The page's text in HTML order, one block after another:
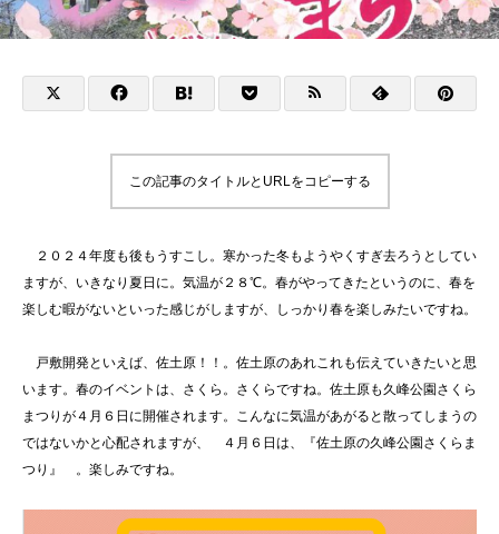
この記事のタイトルとURLをコピーする
２０２４年度も後もうすこし。寒かった冬もようやくすぎ去ろうとしてい
ますが、いきなり夏日に。気温が２８℃。春がやってきたというのに、春を
楽しむ暇がないといった感じがしますが、しっかり春を楽しみたいですね。
戸敷開発といえば、佐土原！！。佐土原のあれこれも伝えていきたいと思
います。春のイベントは、さくら。さくらですね。佐土原も久峰公園さくら
まつりが４月６日に開催されます。こんなに気温があがると散ってしまうの
ではないかと心配されますが、 ４月６日は、『佐土原の久峰公園さくらま
つり』 。楽しみですね。